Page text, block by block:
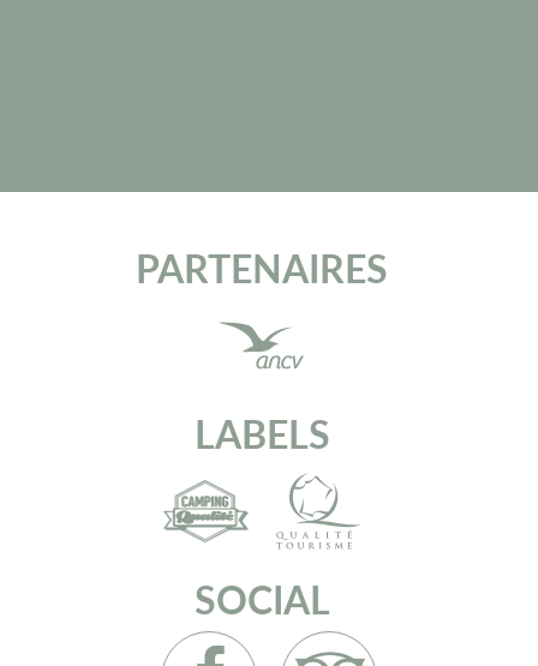
PARTENAIRES
LABELS
SOCIAL